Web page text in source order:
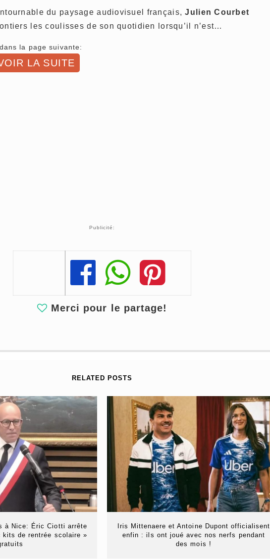
du paysage audiovisuel français,Julien Courbet
les coulisses de son quotidien lorsqu’il n’est…
la page suivante:
LA SUITE
Publicité:
Share
Share
Share
Merci pour le partage!
RELATED POSTS
à Nice: Éric Ciotti arrête
de rentrée scolaire »
Iris Mittenaere et Antoine Dupont officialisent
enfin : ils ont joué avec nos nerfs pendant
des mois !